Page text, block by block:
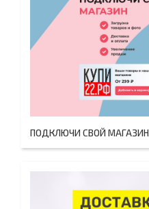
ПОДКЛЮЧИ СВОЙ МАГАЗИН